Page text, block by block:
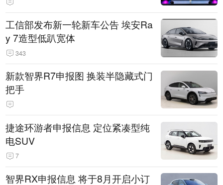
工信部发布新一轮新车公告 埃安Ra
y 7造型低趴宽体
343
新款智界R7申报图 换装半隐藏式门
把手
捷途环游者申报信息 定位紧凑型纯
电SUV
7
智界RX申报信息 将于8月开启小订